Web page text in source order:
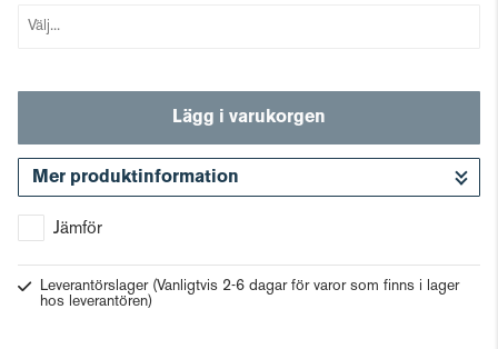
Lägg i varukorgen
Mer produktinformation
Jämför
Leverantörslager (Vanligtvis 2-6 dagar för varor som finns i lager
hos leverantören)